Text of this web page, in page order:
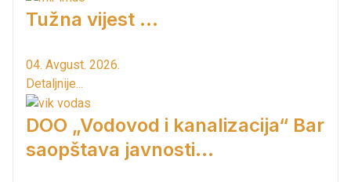
Tužna vijest ...
04. Avgust. 2026.
Detaljnije...
DOO „Vodovod i kanalizacija“ Bar
saopštava javnosti...